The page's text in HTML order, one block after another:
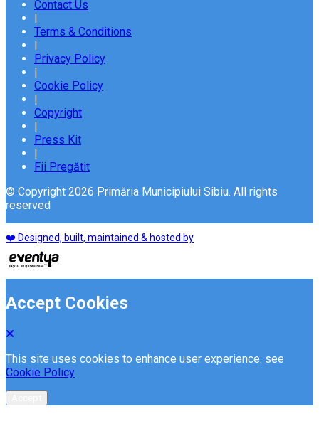
Contact Us
Terms & Conditions
Privacy Policy
Cookie Policy
Copyright
Press Kit
Fii Pregătit
© Copyright 2026 Primăria Municipiului Sibiu. All rights
reserved
❤️ Designed, built, maintained & hosted by
Accept Cookies
This site uses cookies to enhance user experience. see
Cookie Policy